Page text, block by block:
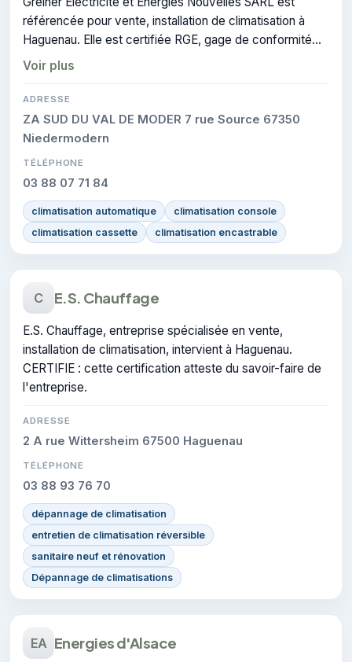
référencée pour vente, installation de climatisation à
Haguenau. Elle est certifiée RGE, gage de conformité
sur les interventions réalisées.
Voir plus
ADRESSE
ZA SUD DU VAL DE MODER 7 rue Source 67350
Niedermodern
TÉLÉPHONE
03 88 07 71 84
climatisation automatique
climatisation console
climatisation cassette
climatisation encastrable
C E.S. Chauffage
E.S. Chauffage, entreprise spécialisée en vente,
installation de climatisation, intervient à Haguenau.
CERTIFIE : cette certification atteste du savoir-faire de
l'entreprise.
ADRESSE
2 A rue Wittersheim 67500 Haguenau
TÉLÉPHONE
03 88 93 76 70
dépannage de climatisation
entretien de climatisation réversible
sanitaire neuf et rénovation
Dépannage de climatisations
EA Energies d'Alsace